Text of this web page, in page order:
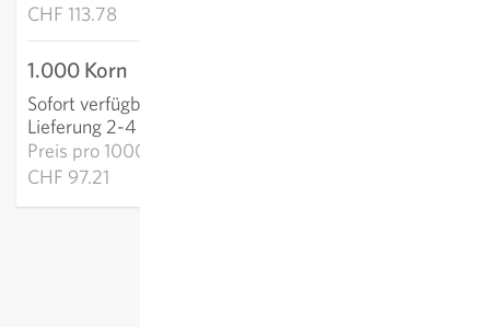
CHF 113.78
1.000 Korn
Sofort verfügbar
Lieferung 2-4 Tage
Preis pro1000k:
CHF 97.21